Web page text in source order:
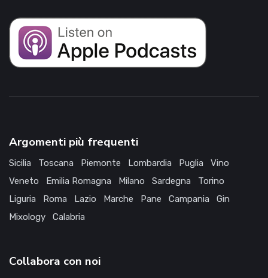
Argomenti più frequenti
Sicilia Toscana Piemonte Lombardia Puglia
Vino
Veneto
Emilia Romagna Milano Sardegna
Torino
Liguria
Roma Lazio Marche Pane Campania
Gin
Mixology
Calabria
Collabora con noi